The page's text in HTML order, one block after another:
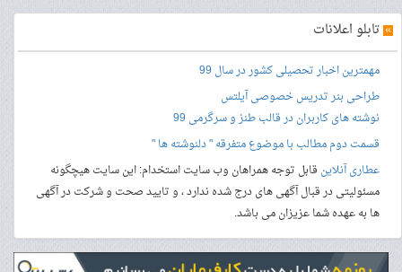
» تابلو اعلانات
مهمترین اخبار تحصیلی کشور در سال 99
طراحی بنرتدریس خصوصی آیلتس
نوشته های کاربران در قالب طنز و سرگرمی 99
قسمت دوم مطالب با موضوع متفرقه " دلنوشته ها "
عطاری آنلاینقابل توجه همراهان وب سایت استخدام: این سایت هیچگونه
مسئولیتی در قبال آگهی های درج شده ندارد ، و تایید صحت و شرکت در آگهی
ها به عهده شما عزیزان می باشد.